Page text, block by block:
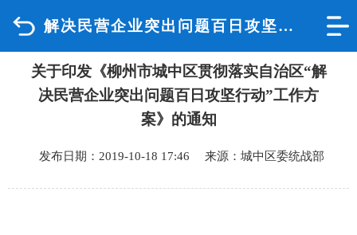
解决民营企业突出问题百日攻坚行动
首页
品质城中
政府信息公开
关于印发《柳州市城中区贯彻落实自治区“解
决民营企业突出问题百日攻坚行动”工作方
案》的通知
发布日期：2019-10-18 17:46 来源：城中区委统战部